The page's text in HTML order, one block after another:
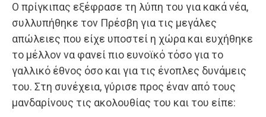
Ο πρίγκιπας εξέφρασε τη λύπη του για κακά νέα,
συλλυπήθηκε τον Πρέσβη για τις μεγάλες
απώλειες που είχε υποστεί η χώρα και ευχήθηκε
το μέλλον να φανεί πιο ευνοϊκό τόσο για το
γαλλικό έθνος όσο και για τις ένοπλες δυνάμεις
του. Στη συνέχεια, γύρισε προς έναν από τους
μανδαρίνους τις ακολουθίας του και του είπε: